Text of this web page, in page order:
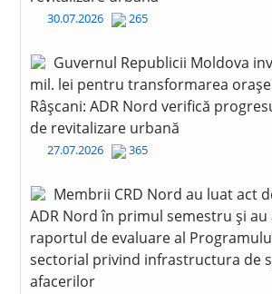
30.07.2026 265
Guvernul Republicii Moldova
mil. lei pentru transformarea
Râșcani: ADR Nord verifică
de revitalizare urbană
27.07.2026 365
Membrii CRD Nord au luat act
ADR Nord în primul semestru și
raportul de evaluare al
sectorial privind infrastructura de
afacerilor